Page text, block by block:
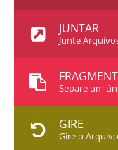
JUNTAR
Junte
Separe um
GIRE
Gire o